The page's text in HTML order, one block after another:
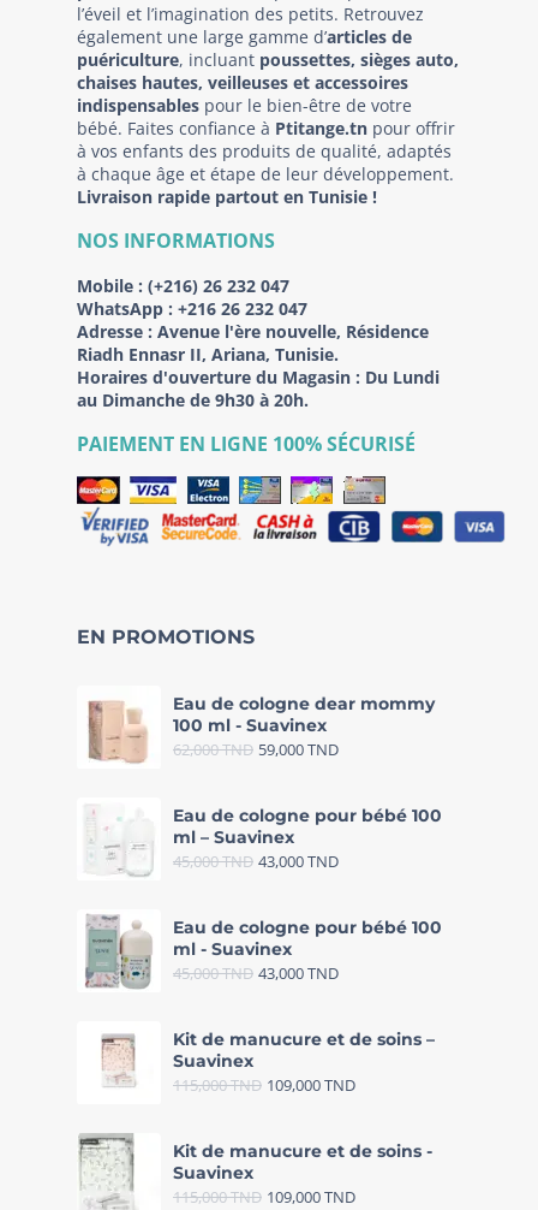
l’éveil et l’imagination des petits. Retrouvez
également une large gamme d’articles de
puériculture, incluant poussettes, sièges auto,
chaises hautes, veilleuses et accessoires
indispensables pour le bien-être de votre
bébé. Faites confiance à Ptitange.tn pour offrir
à vos enfants des produits de qualité, adaptés
à chaque âge et étape de leur développement.
Livraison rapide partout en Tunisie !
NOS INFORMATIONS
Mobile : (+216) 26 232 047
WhatsApp : +216 26 232 047
Adresse : Avenue l'ère nouvelle, Résidence
Riadh Ennasr II, Ariana, Tunisie.
Horaires d'ouverture du Magasin : Du Lundi
au Dimanche de 9h30 à 20h.
PAIEMENT EN LIGNE 100% SÉCURISÉ
EN PROMOTIONS
Eau de cologne dear mommy
100 ml - Suavinex
62,000TND 59,000TND
Eau de cologne pour bébé 100
ml – Suavinex
45,000TND 43,000TND
Eau de cologne pour bébé 100
ml - Suavinex
45,000TND 43,000TND
Kit de manucure et de soins –
Suavinex
115,000TND 109,000TND
Kit de manucure et de soins -
Suavinex
115,000TND 109,000TND